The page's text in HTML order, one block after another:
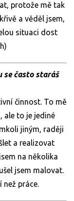
protože mě tak
a věděl jsem,
situaci dost
se často staráš
činnost. To mě
ale to je jediné
jiným, raději
a realizovat
na několika
jsem malovat.
než práce.